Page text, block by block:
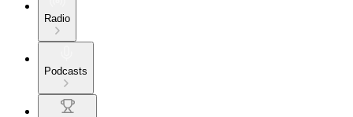
Radio
Podcasts